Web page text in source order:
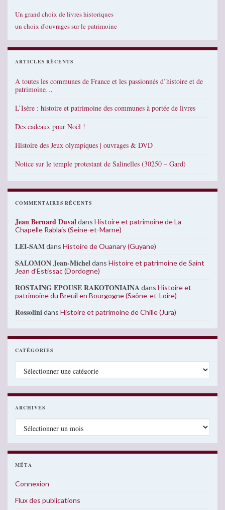
Un grand choix de livres historiques
un choix d'ouvrages sur le patrimoine
ARTICLES RÉCENTS
A toutes les communes de France et les passionnés d’histoire et de
patrimoine…
L’Isère : histoire et patrimoine des communes à portée de livres
Des cadeaux pour Noël !
Histoire des Jeux olympiques | ouvrages & DVD
Notice sur le temple protestant de Salinelles (30250 – Gard)
COMMENTAIRES RÉCENTS
Jean Bernard Duvaldans Histoire et patrimoine de La
Chapelle Rablais (Seine-et-Marne)
LEI-SAMdans Histoire de Ouanary (Guyane)
SALOMON Jean-Micheldans Histoire et patrimoine de Saint
Jean d’Estissac (Dordogne)
ROSTAING EPOUSE RAKOTONIAINAdans Histoire et
patrimoine du Breuil en Bourgogne (Saône-et-Loire)
Rossolinidans Histoire et patrimoine de Chille (Jura)
CATÉGORIES
Catégories
ARCHIVES
Archives
MÉTA
Connexion
Flux des publications